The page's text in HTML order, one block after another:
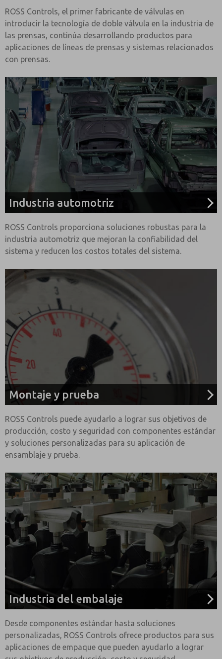
ROSS Controls, el primer fabricante de válvulas en
introducir la tecnología de doble válvula en la industria de
las prensas, continúa desarrollando productos para
aplicaciones de líneas de prensas y sistemas relacionados
con prensas.
Industria automotriz
ROSS Controls proporciona soluciones robustas para la
industria automotriz que mejoran la confiabilidad del
sistema y reducen los costos totales del sistema.
Montaje y prueba
ROSS Controls puede ayudarlo a lograr sus objetivos de
producción, costo y seguridad con componentes estándar
y soluciones personalizadas para su aplicación de
ensamblaje y prueba.
Industria del embalaje
Desde componentes estándar hasta soluciones
personalizadas, ROSS Controls ofrece productos para sus
aplicaciones de empaque que pueden ayudarlo a lograr